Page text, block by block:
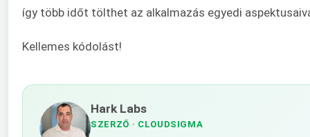
így több időt tölthet az alkalmazás egyedi
Kellemes kódolást!
Hark Labs
SZERZŐ · CLOUDSIGMA